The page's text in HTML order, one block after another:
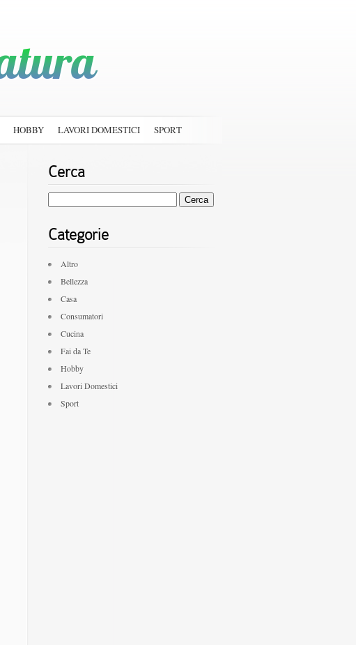
HOBBY LAVORI DOMESTICI SPORT
Cerca
Categorie
Altro
Bellezza
Casa
Consumatori
Cucina
Fai da Te
Hobby
Lavori Domestici
Sport